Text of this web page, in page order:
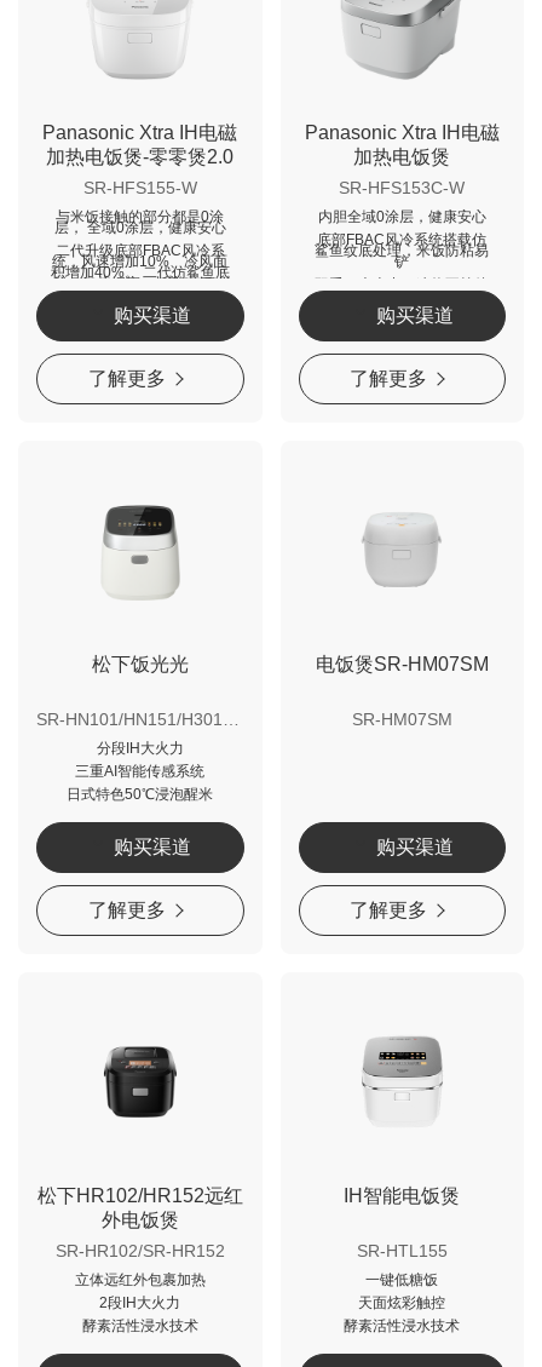
Panasonic Xtra IH电磁
加热电饭煲-零零煲2.0
SR-HFS155-W
与米饭接触的部分都是0涂
层， 全域0涂层，健康安心
二代升级底部FBAC风冷系
统，风速增加10%、冷风面
积增加40%。 二代仿鲨鱼底
纹，二倍细密，托举米饭，
防粘好铲
双重IH大火力，速热不等待
购买渠道
了解更多
Panasonic Xtra IH电磁
加热电饭煲
SR-HFS153C-W
内胆全域0涂层，健康安心
底部FBAC风冷系统搭载仿
鲨鱼纹底处理，米饭防粘易
铲
购买渠道
了解更多
松下饭光光
SR-HN101/HN151/H301N/H401N
分段IH大火力
三重AI智能传感系统
日式特色50℃浸泡醒米
购买渠道
了解更多
电饭煲SR-HM07SM
SR-HM07SM
购买渠道
了解更多
松下HR102/HR152远红
外电饭煲
SR-HR102/SR-HR152
立体远红外包裹加热
2段IH大火力
酵素活性浸水技术
IH智能电饭煲
SR-HTL155
一键低糖饭
天面炫彩触控
酵素活性浸水技术